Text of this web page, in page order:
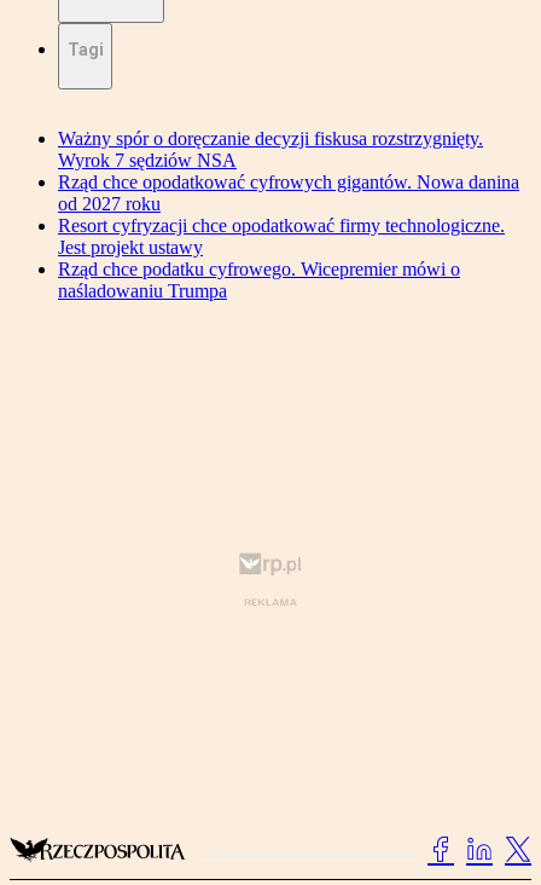
Tagi
Ważny spór o doręczanie decyzji fiskusa rozstrzygnięty.
Wyrok 7 sędziów NSA
Rząd chce opodatkować cyfrowych gigantów. Nowa danina
od 2027 roku
Resort cyfryzacji chce opodatkować firmy technologiczne.
Jest projekt ustawy
Rząd chce podatku cyfrowego. Wicepremier mówi o
naśladowaniu Trumpa